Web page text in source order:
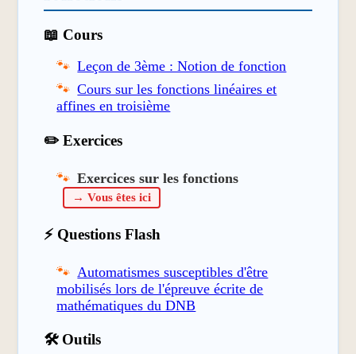
📖 Cours
Leçon de 3ème : Notion de fonction
Cours sur les fonctions linéaires et
affines en troisième
✏️ Exercices
Exercices sur les fonctions
→ Vous êtes ici
⚡ Questions Flash
Automatismes susceptibles d'être
mobilisés lors de l'épreuve écrite de
mathématiques du DNB
🛠️ Outils